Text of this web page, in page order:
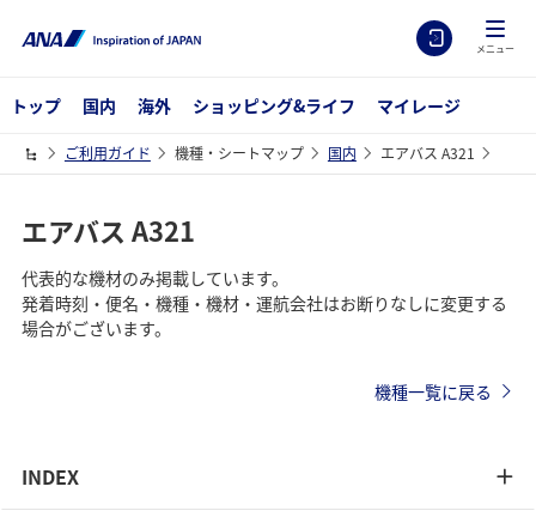
メニュー
トップ 国内 海外 ショッピング&ライフ マイレージ
ご利用ガイド 機種・シートマップ 国内 エアバス A321
エアバス A321
代表的な機材のみ掲載しています。
発着時刻・便名・機種・機材・運航会社はお断りなしに変更する
場合がございます。
機種一覧に戻る
INDEX